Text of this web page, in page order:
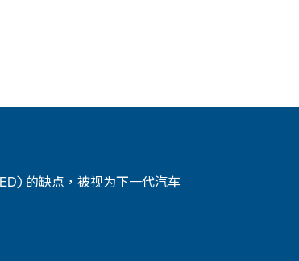
的缺点，被视为下一代汽车